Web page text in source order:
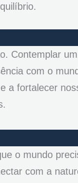
Contemplar
com o
a fortalecer
o mundo
com a